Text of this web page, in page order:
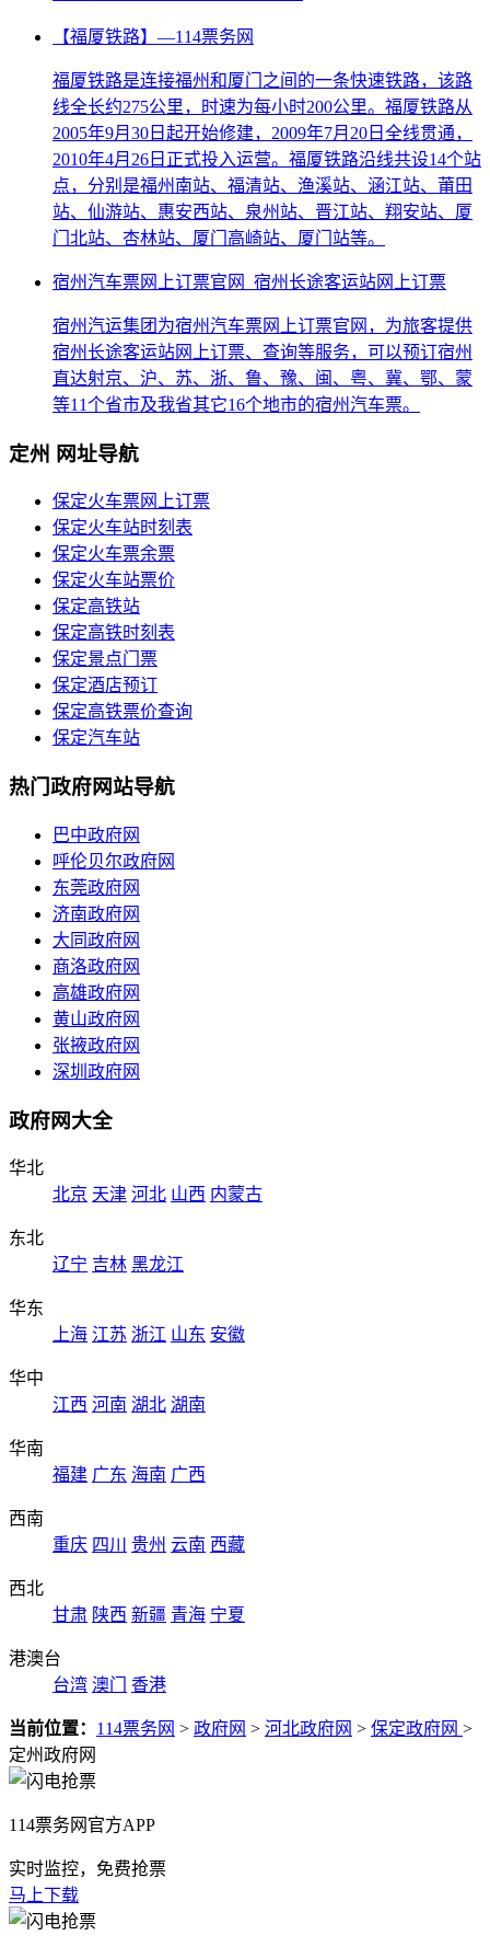
【福厦铁路】—114票务网
福厦铁路是连接福州和厦门之间的一条快速铁路，该路
线全长约275公里，时速为每小时200公里。福厦铁路从
2005年9月30日起开始修建，2009年7月20日全线贯通，
2010年4月26日正式投入运营。福厦铁路沿线共设14个站
点，分别是福州南站、福清站、渔溪站、涵江站、莆田
站、仙游站、惠安西站、泉州站、晋江站、翔安站、厦
门北站、杏林站、厦门高崎站、厦门站等。
宿州汽车票网上订票官网_宿州长途客运站网上订票
宿州汽运集团为宿州汽车票网上订票官网，为旅客提供
宿州长途客运站网上订票、查询等服务，可以预订宿州
直达射京、沪、苏、浙、鲁、豫、闽、粤、冀、鄂、蒙
等11个省市及我省其它16个地市的宿州汽车票。
定州 网址导航
保定火车票网上订票
保定火车站时刻表
保定火车票余票
保定火车站票价
保定高铁站
保定高铁时刻表
保定景点门票
保定酒店预订
保定高铁票价查询
保定汽车站
热门政府网站导航
巴中政府网
呼伦贝尔政府网
东莞政府网
济南政府网
大同政府网
商洛政府网
高雄政府网
黄山政府网
张掖政府网
深圳政府网
政府网大全
华北
北京 天津 河北 山西 内蒙古
东北
辽宁 吉林 黑龙江
华东
上海 江苏 浙江 山东 安徽
华中
江西 河南 湖北 湖南
华南
福建 广东 海南 广西
西南
重庆 四川 贵州 云南 西藏
西北
甘肃 陕西 新疆 青海 宁夏
港澳台
台湾 澳门 香港
当前位置： 114票务网 > 政府网 > 河北政府网 > 保定政府网 >
定州政府网
114票务网官方APP
实时监控，免费抢票
马上下载